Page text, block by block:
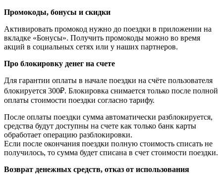
Промокоды, бонусы и скидки
Активировать промокод нужно до поездки в приложении на
вкладке «Бонусы». Получить промокоды можно во время
акций в социальных сетях или у наших партнеров.
Про блокировку денег на счете
Для гарантии оплаты в начале поездки на счёте пользователя
блокируется 300₽. Блокировка снимается только после полной
оплаты стоимости поездки согласно тарифу.
После оплаты поездки сумма автоматически разблокируется,
средства будут доступны на счете как только банк карты
обработает операцию разблокировки.
Если после окончания поездки полную стоимость списать не
получилось, то сумма будет списана в счет стоимости поездки.
Возврат денежных средств, отказ от использования